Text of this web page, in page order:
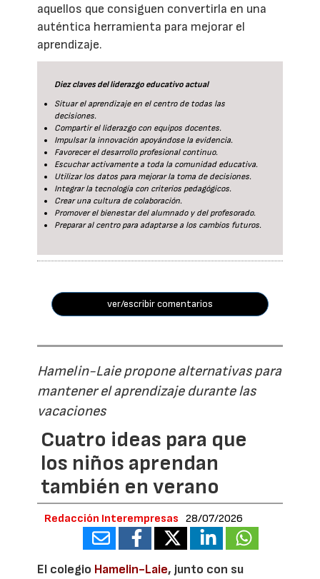
aquellos que consiguen convertirla en una
auténtica herramienta para mejorar el
aprendizaje.
Diez claves del liderazgo educativo actual
Situar el aprendizaje en el centro de todas las
decisiones.
Compartir el liderazgo con equipos docentes.
Impulsar la innovación apoyándose la evidencia.
Favorecer el desarrollo profesional continuo.
Escuchar activamente a toda la comunidad educativa.
Utilizar los datos para mejorar la toma de decisiones.
Integrar la tecnología con criterios pedagógicos.
Crear una cultura de colaboración.
Promover el bienestar del alumnado y del profesorado.
Preparar al centro para adaptarse a los cambios futuros.
ver/escribir comentarios
Hamelin-Laie propone alternativas para
mantener el aprendizaje durante las
vacaciones
Cuatro ideas para que
los niños aprendan
también en verano
Redacción Interempresas 28/07/2026
El colegio Hamelin-Laie, junto con su